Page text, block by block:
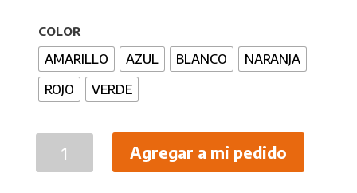
COLOR
AMARILLO AZUL BLANCO
NARANJA
ROJO
VERDE
Agregar a mi pedido